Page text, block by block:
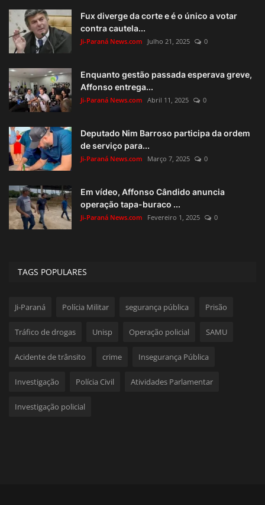
Fux diverge da corte e é o único a votar
contra cautela...
Ji-Paraná News.com Julho 21, 2025 0
Enquanto gestão passada esperava greve,
Affonso entrega...
Ji-Paraná News.com Abril 11, 2025 0
Deputado Nim Barroso participa da ordem
de serviço para...
Ji-Paraná News.com Março 7, 2025 0
Em vídeo, Affonso Cândido anuncia
operação tapa-buraco ...
Ji-Paraná News.com Fevereiro 1, 2025 0
TAGS POPULARES
Ji-Paraná Polícia Militar segurança pública Prisão
Tráfico de drogas Unisp Operação policial SAMU
Acidente de trânsito crime Insegurança Pública
Investigação Polícia Civil Atividades Parlamentar
Investigação policial